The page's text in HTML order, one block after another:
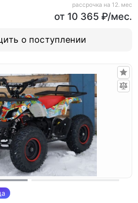
рассрочка на 12. мес
от 10 365 ₽/мес.
о поступлении